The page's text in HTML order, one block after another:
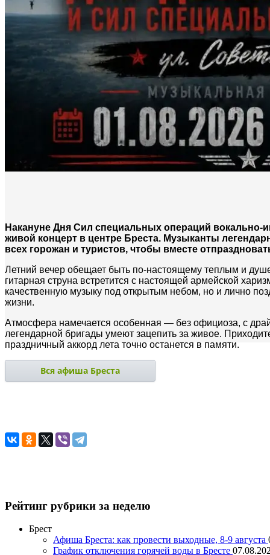
Накануне Дня Сил специальных операций
живой концерт в центре Бреста. Музыканты
всех горожан и туристов, чтобы вместе
Летний вечер обещает быть по-настоящему теплым и
гитарная струна встретится с настоящей армейской
качественную музыку под открытым небом, но и лично
жизни.
Атмосфера намечается особенная — без официоза, с
легендарной бригады умеют зацепить за живое.
праздничный аккорд лета точно останется в памяти.
Вся афиша Бреста
Рейтинг рубрики за неделю
Брест
Афиша Бреста: как провести выходные, 8-9 августа
График отключения горячей воды в Бресте